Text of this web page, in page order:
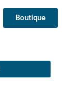
Boutique